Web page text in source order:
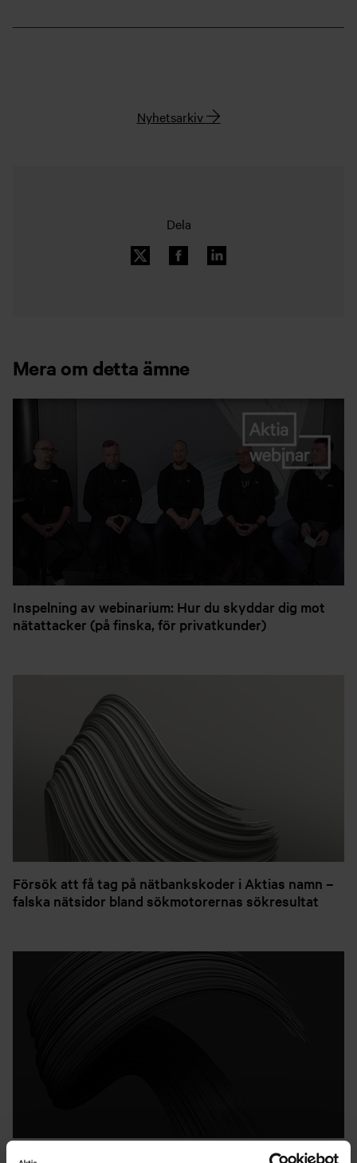
Nyhetsarkiv
Dela
Mera om detta ämne
Inspelning av webinarium: Hur du skyddar dig mot
nätattacker (på finska, för privatkunder)
Försök att få tag på nätbankskoder i Aktias namn –
falska nätsidor bland sökmotorernas sökresultat